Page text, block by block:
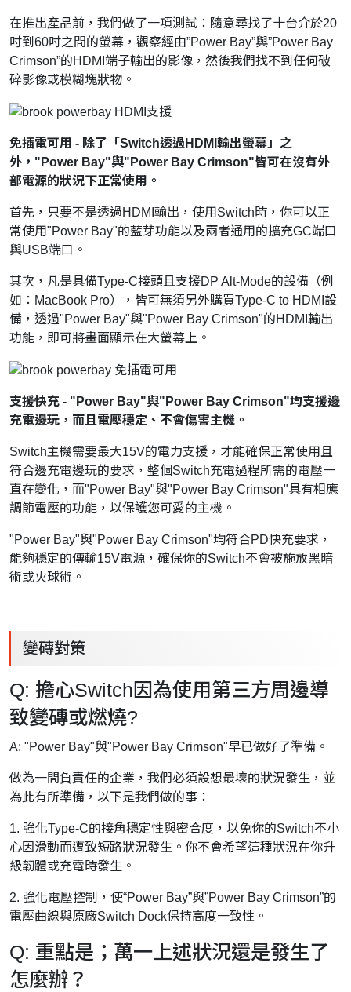
在推出產品前，我們做了一項測試：隨意尋找了十台介於20
吋到60吋之間的螢幕，觀察經由”Power Bay”與”Power Bay
Crimson”的HDMI端子輸出的影像，然後我們找不到任何破
碎影像或模糊塊狀物。
免插電可用 - 除了「Switch透過HDMI輸出螢幕」之
外，"Power Bay"與"Power Bay Crimson"皆可在沒有外
部電源的狀況下正常使用。
首先，只要不是透過HDMI輸出，使用Switch時，你可以正
常使用"Power Bay"的藍芽功能以及兩者通用的擴充GC端口
與USB端口。
其次，凡是具備Type-C接頭且支援DP Alt-Mode的設備（例
如：MacBook Pro），皆可無須另外購買Type-C to HDMI設
備，透過"Power Bay"與"Power Bay Crimson"的HDMI輸出
功能，即可將畫面顯示在大螢幕上。
支援快充 - "Power Bay"與"Power Bay Crimson"均支援邊
充電邊玩，而且電壓穩定、不會傷害主機。
Switch主機需要最大15V的電力支援，才能確保正常使用且
符合邊充電邊玩的要求，整個Switch充電過程所需的電壓一
直在變化，而"Power Bay"與"Power Bay Crimson"具有相應
調節電壓的功能，以保護您可愛的主機。
"Power Bay"與"Power Bay Crimson"均符合PD快充要求，
能夠穩定的傳輸15V電源，確保你的Switch不會被施放黑暗
術或火球術。
變磚對策
Q: 擔心Switch因為使用第三方周邊導
致變磚或燃燒?
A: "Power Bay"與"Power Bay Crimson"早已做好了準備。
做為一間負責任的企業，我們必須設想最壞的狀況發生，並
為此有所準備，以下是我們做的事：
1. 強化Type-C的接角穩定性與密合度，以免你的Switch不小
心因滑動而遭致短路狀況發生。你不會希望這種狀況在你升
級韌體或充電時發生。
2. 強化電壓控制，使“Power Bay”與”Power Bay Crimson”的
電壓曲線與原廠Switch Dock保持高度一致性。
Q: 重點是；萬一上述狀況還是發生了
怎麼辦？